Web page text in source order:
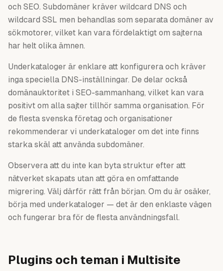
och SEO. Subdomäner kräver wildcard DNS och
wildcard SSL men behandlas som separata domäner av
sökmotorer, vilket kan vara fördelaktigt om sajterna
har helt olika ämnen.
Underkataloger är enklare att konfigurera och kräver
inga speciella DNS-inställningar. De delar också
domänauktoritet i SEO-sammanhang, vilket kan vara
positivt om alla sajter tillhör samma organisation. För
de flesta svenska företag och organisationer
rekommenderar vi underkataloger om det inte finns
starka skäl att använda subdomäner.
Observera att du inte kan byta struktur efter att
nätverket skapats utan att göra en omfattande
migrering. Välj därför rätt från början. Om du är osäker,
börja med underkataloger — det är den enklaste vägen
och fungerar bra för de flesta användningsfall.
Plugins och teman i Multisite